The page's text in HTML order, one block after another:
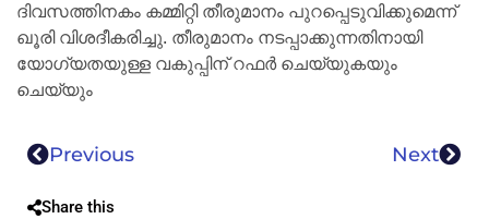
ദിവസത്തിനകം കമ്മിറ്റി തീരുമാനം പുറപ്പെടുവിക്കുമെന്ന്
ഖൂരി വിശദീകരിച്ചു. തീരുമാനം നടപ്പാക്കുന്നതിനായി
യോഗ്യതയുള്ള വകുപ്പിന് റഫർ ചെയ്യുകയും
ചെയ്യും
Previous Next
Share this